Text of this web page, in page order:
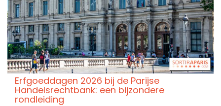
Erfgoeddagen 2026 bij de Parijse
Handelsrechtbank: een bijzondere
rondleiding